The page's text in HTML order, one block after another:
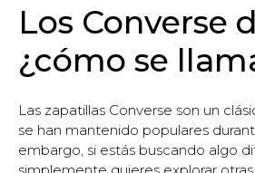
Los Converse
¿cómo se
Las zapatillas Converse son un
se han mantenido populares
embargo, si estás buscando algo
simplemente quieres explorar